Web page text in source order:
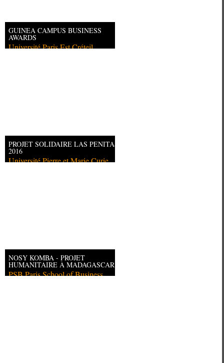
GUINEA CAMPUS BUSINESS
AWARDS
Université Paris Est Créteil
PROJET SOLIDAIRE LAS PENITAS
2016
Université Pierre et Marie Curie
NOSY KOMBA - PROJET
HUMANITAIRE À MADAGASCAR
PSB Paris School of Business